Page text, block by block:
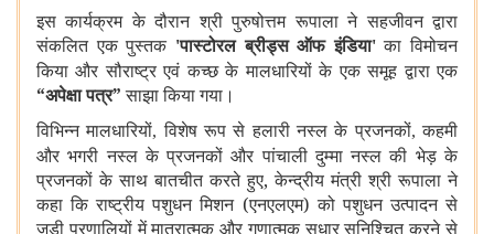
इस कार्यक्रम के दौरान श्री पुरुषोत्तम रूपाला ने सहजीवन द्वारा
संकलित एक पुस्तक 'पास्टोरल ब्रीड्स ऑफ इंडिया' का विमोचन
किया और सौराष्ट्र एवं कच्छ के मालधारियों के एक समूह द्वारा एक
“अपेक्षा पत्र”साझा किया गया।
विभिन्न मालधारियों,विशेष रूप से हलारी नस्ल के प्रजनकों,कहमी
और भगरी नस्ल के प्रजनकों और पांचाली दुम्मा नस्ल की भेड़ के
प्रजनकों के साथ बातचीत करते हुए, केन्द्रीय मंत्री श्री रूपाला ने
कहा कि राष्ट्रीय पशुधन मिशन (एनएलएम) को पशुधन उत्पादन से
जुड़ी प्रणालियों में मात्रात्मक और गुणात्मक सुधार सुनिश्चित करने से